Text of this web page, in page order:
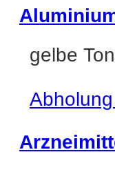
gelbe